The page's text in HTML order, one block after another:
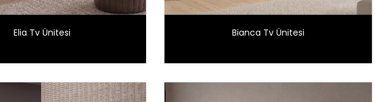
Elia Tv Ünitesi Bianca Tv Ünitesi